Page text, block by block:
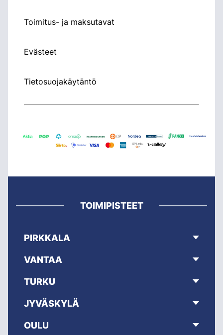
Toimitus- ja maksutavat
Evästeet
Tietosuojakäytäntö
TOIMIPISTEET
PIRKKALA
VANTAA
TURKU
JYVÄSKYLÄ
OULU